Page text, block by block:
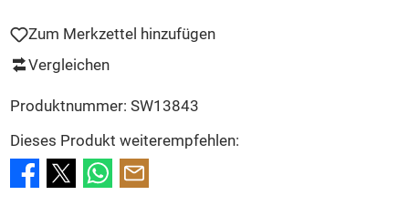
Zum Merkzettel hinzufügen
Vergleichen
Produktnummer: SW13843
Dieses Produkt weiterempfehlen: